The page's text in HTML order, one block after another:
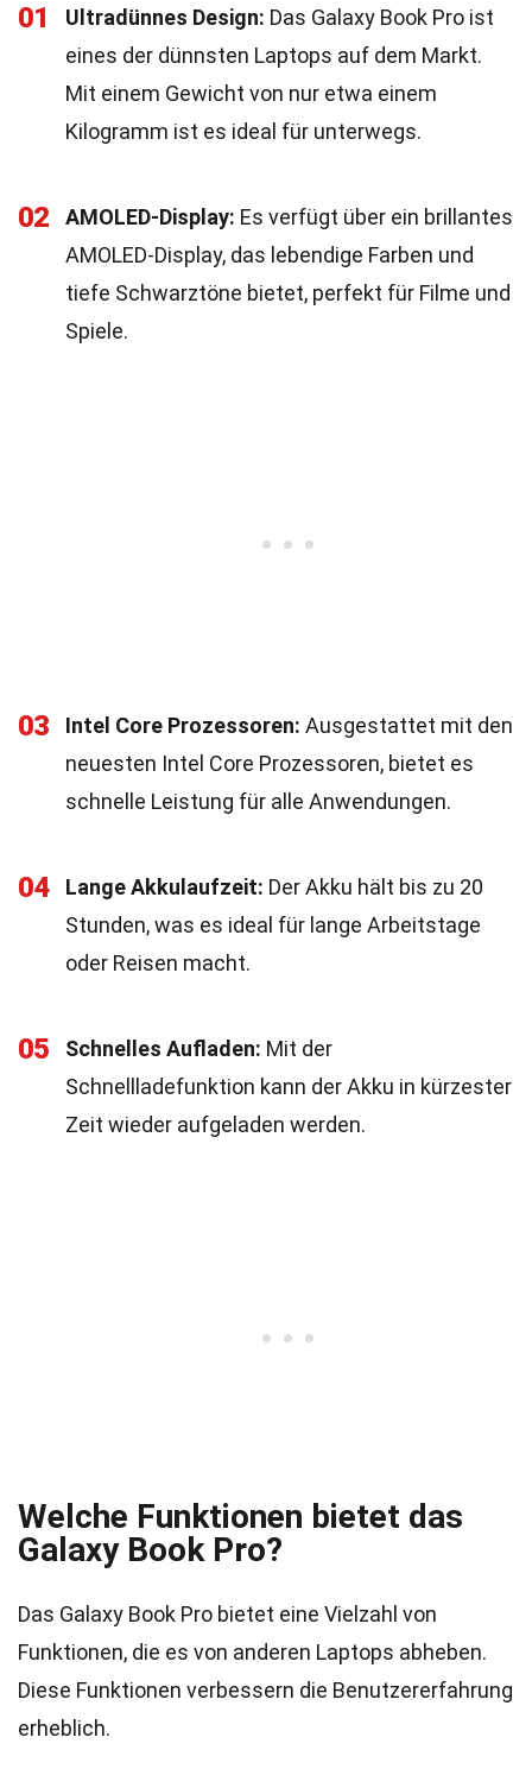
01 Ultradünnes Design: Das Galaxy Book Pro ist
eines der dünnsten Laptops auf dem Markt.
Mit einem Gewicht von nur etwa einem
Kilogramm ist es ideal für unterwegs.
02 AMOLED-Display: Es verfügt über ein brillantes
AMOLED-Display, das lebendige Farben und
tiefe Schwarztöne bietet, perfekt für Filme und
Spiele.
03 Intel Core Prozessoren: Ausgestattet mit den
neuesten Intel Core Prozessoren, bietet es
schnelle Leistung für alle Anwendungen.
04 Lange Akkulaufzeit: Der Akku hält bis zu 20
Stunden, was es ideal für lange Arbeitstage
oder Reisen macht.
05 Schnelles Aufladen: Mit der
Schnellladefunktion kann der Akku in kürzester
Zeit wieder aufgeladen werden.
Welche Funktionen bietet das
Galaxy Book Pro?
Das Galaxy Book Pro bietet eine Vielzahl von
Funktionen, die es von anderen Laptops abheben.
Diese Funktionen verbessern die Benutzererfahrung
erheblich.